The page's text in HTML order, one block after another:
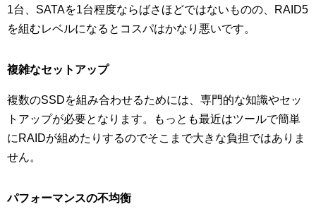
1台、SATAを1台程度ならばさほどではないものの、RAID5
を組むレベルになるとコスパはかなり悪いです。
複雑なセットアップ
複数のSSDを組み合わせるためには、専門的な知識やセッ
トアップが必要となります。もっとも最近はツールで簡単
にRAIDが組めたりするのでそこまで大きな負担ではありま
せん。
パフォーマンスの不均衡